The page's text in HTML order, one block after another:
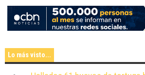
Lo más visto...